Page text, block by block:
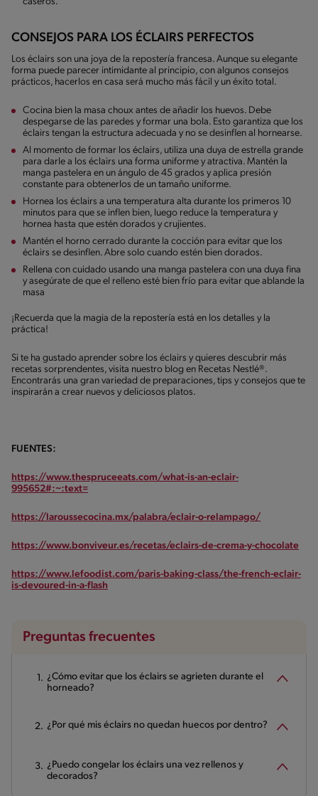
CONSEJOS PARA LOS ÉCLAIRS PERFECTOS
Los éclairs son una joya de la repostería francesa. Aunque su elegante
forma puede parecer intimidante al principio, con algunos consejos
prácticos, hacerlos en casa será mucho más fácil y un éxito total.
Cocina bien la masa choux antes de añadir los huevos. Debe
despegarse de las paredes y formar una bola. Esto garantiza que los
éclairs tengan la estructura adecuada y no se desinflen al hornearse.
Al momento de formar los éclairs, utiliza una duya de estrella grande
para darle a los éclairs una forma uniforme y atractiva. Mantén la
manga pastelera en un ángulo de 45 grados y aplica presión
constante para obtenerlos de un tamaño uniforme.
Hornea los éclairs a una temperatura alta durante los primeros 10
minutos para que se inflen bien, luego reduce la temperatura y
hornea hasta que estén dorados y crujientes.
Mantén el horno cerrado durante la cocción para evitar que los
éclairs se desinflen. Abre solo cuando estén bien dorados.
Rellena con cuidado usando una manga pastelera con una duya fina
y asegúrate de que el relleno esté bien frío para evitar que ablande la
masa
¡Recuerda que la magia de la repostería está en los detalles y la
práctica!
Si te ha gustado aprender sobre los éclairs y quieres descubrir más
recetas sorprendentes, visita nuestro blog en Recetas Nestlé®.
Encontrarás una gran variedad de preparaciones, tips y consejos que te
inspirarán a crear nuevos y deliciosos platos.
FUENTES:
https://www.thespruceeats.com/what-is-an-eclair-
995652#:~:text=
https://laroussecocina.mx/palabra/eclair-o-relampago/
https://www.bonviveur.es/recetas/eclairs-de-crema-y-chocolate
https://www.lefoodist.com/paris-baking-class/the-french-eclair-
is-devoured-in-a-flash
Preguntas frecuentes
¿Cómo evitar que los éclairs se agrieten durante el
horneado?
¿Por qué mis éclairs no quedan huecos por dentro?
¿Puedo congelar los éclairs una vez rellenos y
decorados?